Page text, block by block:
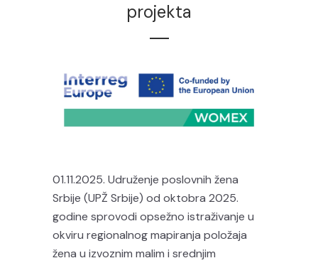
projekta
01.11.2025. Udruženje poslovnih žena
Srbije (UPŽ Srbije) od oktobra 2025.
godine sprovodi opsežno istraživanje u
okviru regionalnog mapiranja položaja
žena u izvoznim malim i srednjim